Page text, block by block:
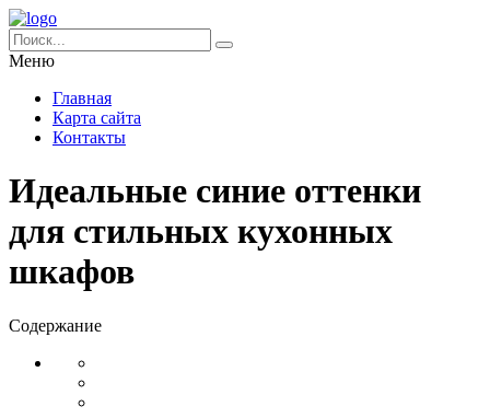
Меню
Главная
Карта сайта
Контакты
Идеальные синие оттенки
для стильных кухонных
шкафов
Содержание